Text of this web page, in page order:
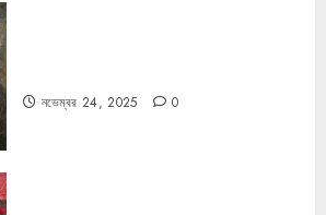
নভেম্বর 24, 2025 0